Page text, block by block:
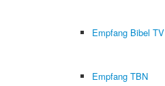
Empfang Bibel TV
Empfang TBN